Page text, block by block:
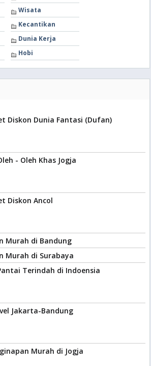
Wisata
Kecantikan
Dunia Kerja
Hobi
Diskon Dunia Fantasi (Dufan)
- Oleh Khas Jogja
Diskon Ancol
Murah di Bandung
Murah di Surabaya
Terindah di Indoensia
Jakarta-Bandung
Murah di Jogja